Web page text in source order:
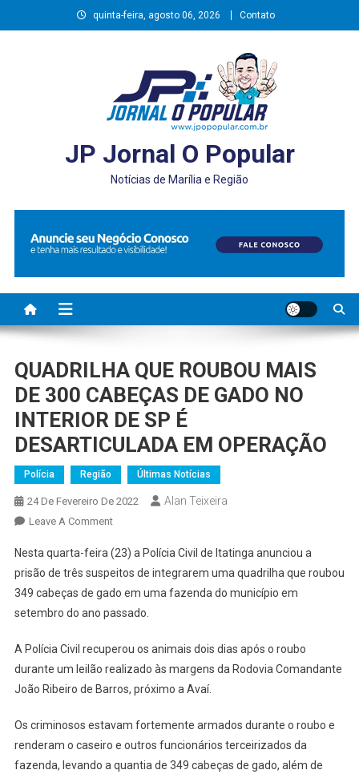
to
quinta-feira, agosto 06, 2026 Contato
JP Jornal O Popular
Notícias de Marília e Região
QUADRILHA QUE ROUBOU MAIS
DE 300 CABEÇAS DE GADO NO
INTERIOR DE SP É
DESARTICULADA EM OPERAÇÃO
Polícia Região Últimas Notícias
24 De Fevereiro De 2022 Alan Teixeira
Leave A CommentOn
QUE
ROUBOU
MAIS
DE
CABEÇAS
DE
GADO
INTERIOR
DE
SP
Nesta quarta-feira (23) a Polícia Civil de Itatinga anunciou a
prisão de três suspeitos de integrarem uma quadrilha que roubou
349 cabeças de gado em uma fazenda do município em
setembro do ano passado.
A Polícia Civil recuperou os animais dois dias após o roubo
durante um leilão realizado às margens da Rodovia Comandante
João Ribeiro de Barros, próximo a Avaí.
Os criminosos estavam fortemente armados durante o roubo e
renderam o caseiro e outros funcionários terceirizados da
fazenda, levando a quantia de 349 cabeças de gado, além de